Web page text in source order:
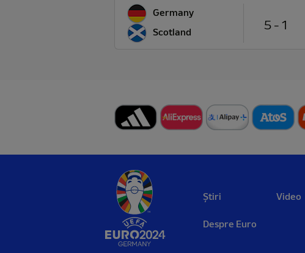
Germany
Scotland
5 - 1
Știri Video
Despre Euro